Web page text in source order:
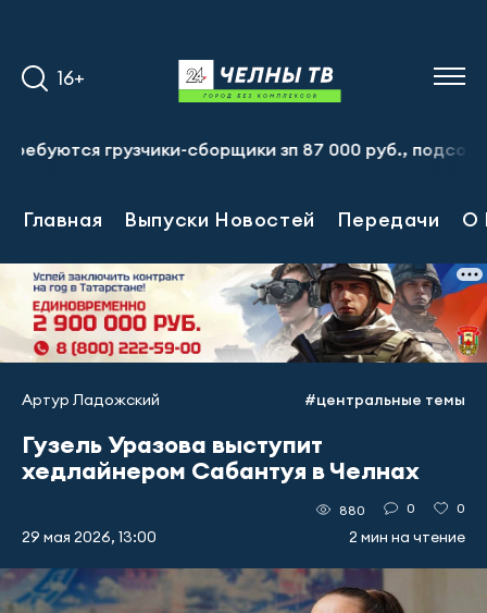
16+
грузчики-сборщики зп 87 000 руб., подсобный
Главная Выпуски Новостей Передачи О
Артур Ладожский #центральные темы
Гузель Уразова выступит
хедлайнером Сабантуя в Челнах
29 мая 2026, 13:00
880 0 0
2 мин на чтение